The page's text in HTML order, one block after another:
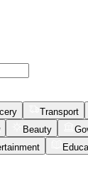
Transport
Beauty